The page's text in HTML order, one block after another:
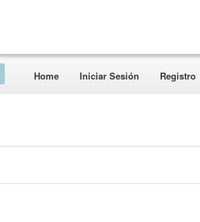
Home Iniciar Sesión Registro